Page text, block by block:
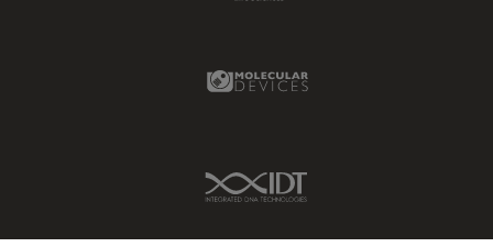
Molecular Devices Link
IDT Link